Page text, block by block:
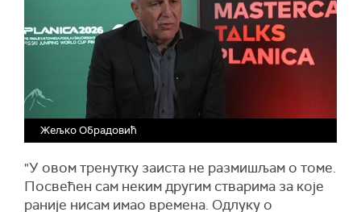
Жељко Обрадовић
"У овом тренутку заиста не размишљам о томе.
Посвећен сам неким другим стварима за које
раније нисам имао времена. Одлуку о